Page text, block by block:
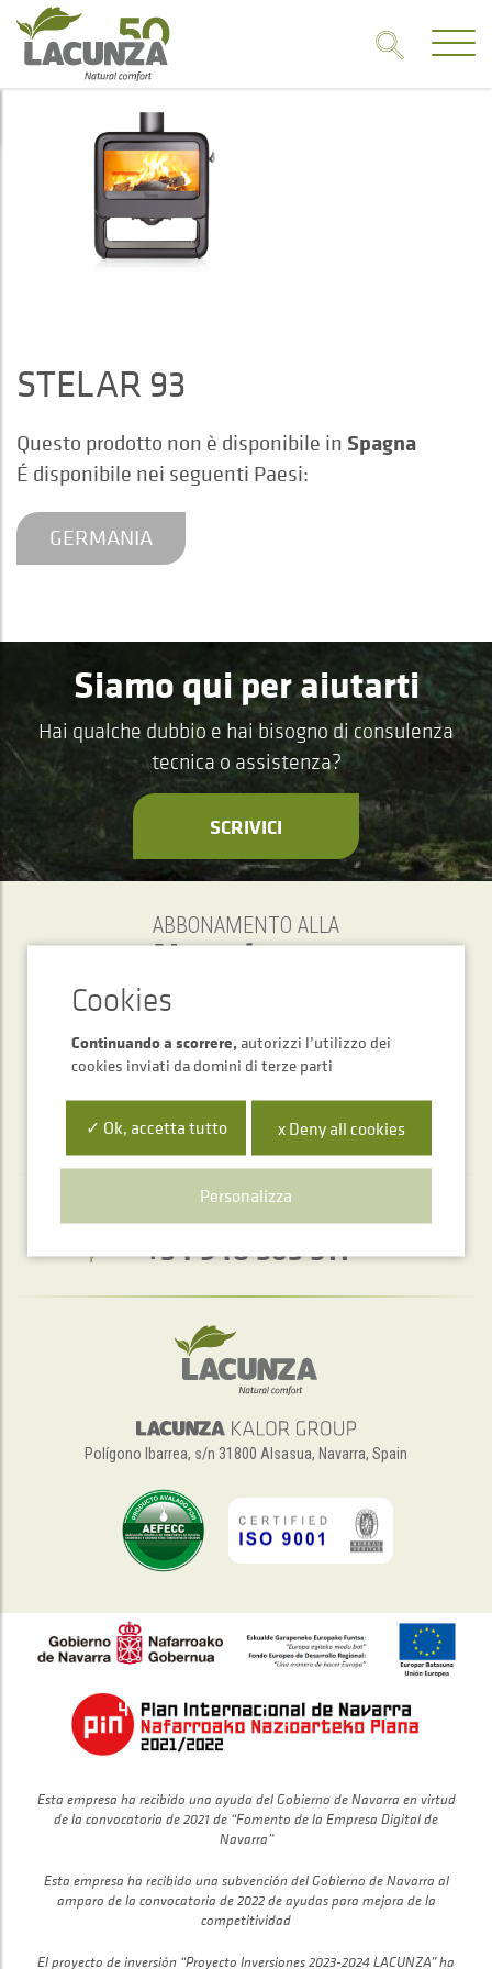
STELAR 93
Questo prodotto non è disponibile in Spagna
É disponibile nei seguenti Paesi:
GERMANIA
Siamo qui per aiutarti
Hai qualche dubbio e hai bisogno di consulenza
tecnica o assistenza?
SCRIVICI
ABBONAMENTO ALLA
Newsletter
INVIARE
Servizio di assistenza telefonica
+34 948 563 511
Polígono Ibarrea, s/n 31800 Alsasua, Navarra, Spain
Esta empresa ha recibido una ayuda del Gobierno de Navarra en virtud
de la convocatoria de 2021 de “Fomento de la Empresa Digital de
Navarra”
Esta empresa ha recibido una subvención del Gobierno de Navarra al
amparo de la convocatoria de 2022 de ayudas para mejora de la
competitividad
El proyecto de inversión “Proyecto Inversiones 2023-2024 LACUNZA” ha
Continuando a scorrere, autorizzi l’utilizzo dei
cookies inviati da domini di terze parti
✓ Ok, accetta tutto x Deny all cookies
Personalizza